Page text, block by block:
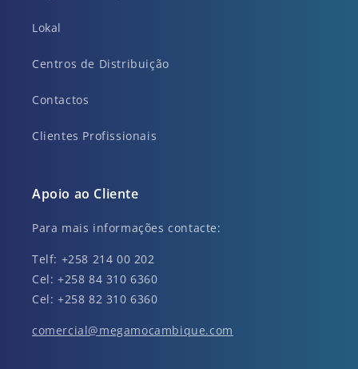
Lokal
Centros de Distribuição
Contactos
Clientes Profissionais
Apoio ao Cliente
Para mais informações contacte:
Telf: +258 214 00 202
Cel: +258 84 310 6360
Cel: +258 82 310 6360
comercial@megamocambique.com